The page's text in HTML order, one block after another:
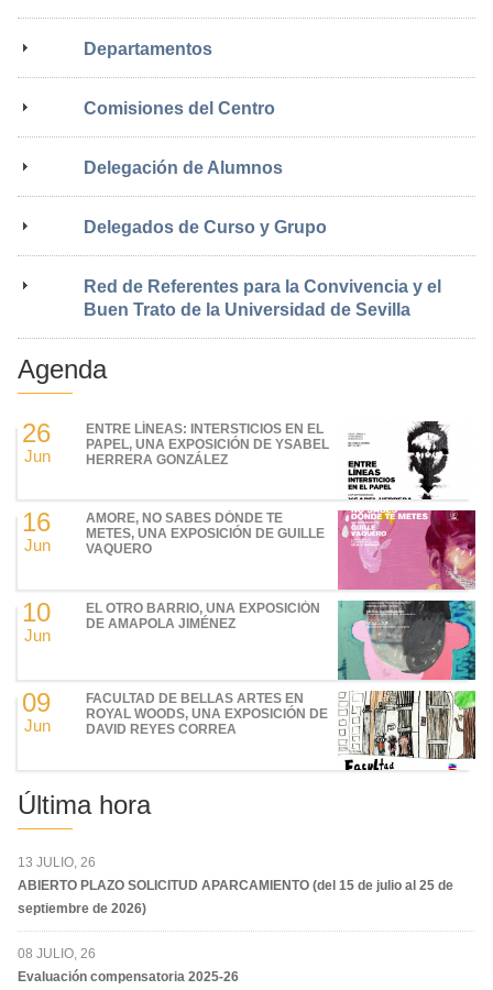
Departamentos
Comisiones del Centro
Delegación de Alumnos
Delegados de Curso y Grupo
Red de Referentes para la Convivencia y el
Buen Trato de la Universidad de Sevilla
Agenda
26
Jun
ENTRE LÍNEAS: INTERSTICIOS EN EL
PAPEL, UNA EXPOSICIÓN DE YSABEL
HERRERA GONZÁLEZ
16
Jun
AMORE, NO SABES DÓNDE TE
METES, UNA EXPOSICIÓN DE GUILLE
VAQUERO
10
Jun
EL OTRO BARRIO, UNA EXPOSICIÓN
DE AMAPOLA JIMÉNEZ
09
Jun
FACULTAD DE BELLAS ARTES EN
ROYAL WOODS, UNA EXPOSICIÓN DE
DAVID REYES CORREA
Última hora
13 JULIO, 26
ABIERTO PLAZO SOLICITUD APARCAMIENTO (del 15 de julio al 25 de
septiembre de 2026)
08 JULIO, 26
Evaluación compensatoria 2025-26